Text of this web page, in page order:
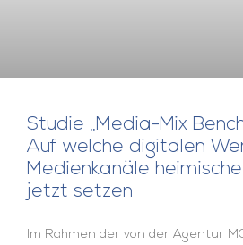
Studie „Media-Mix
Auf welche digitalen
Medienkanäle
jetzt setzen
Im Rahmen der von der Agentur